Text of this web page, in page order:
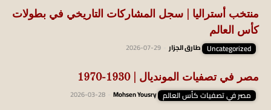
منتخب أستراليا | سجل المشاركات التاريخي في بطولات
كأس العالم
Uncategorized طارق الجزار 2026-07-29
مصر في تصفيات المونديال | 1930-1970
مصر في تصفيات كأس العالم Mohsen Yousry
2026-03-28